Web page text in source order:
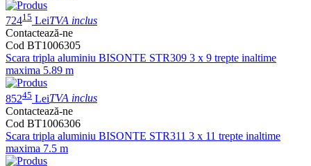
72415 LeiTVA inclus
Contactează-ne
Cod BT1006305
Scara tripla aluminiu BISONTE STR309 3 x 9 trepte inaltime
maxima 5.89 m
85245 LeiTVA inclus
Contactează-ne
Cod BT1006306
Scara tripla aluminiu BISONTE STR311 3 x 11 trepte inaltime
maxima 7.5 m